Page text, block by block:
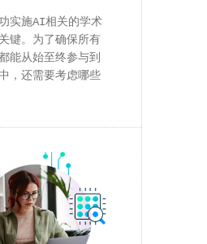
实施AI相关的学术
键。为了确保所有
能从始至终参与到
，还需要考虑哪些